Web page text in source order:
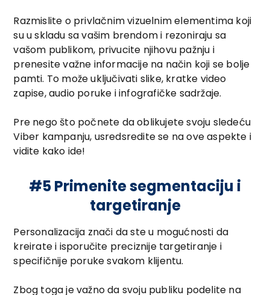
Razmislite o privlačnim vizuelnim elementima koji
su u skladu sa vašim brendom i rezoniraju sa
vašom publikom, privucite njihovu pažnju i
prenesite važne informacije na način koji se bolje
pamti. To može uključivati slike, kratke video
zapise, audio poruke i infografičke sadržaje.
Pre nego što počnete da oblikujete svoju sledeću
Viber kampanju, usredsredite se na ove aspekte i
vidite kako ide!
#5 Primenite segmentaciju i
targetiranje
Personalizacija znači da ste u mogućnosti da
kreirate i isporučite preciznije targetiranje i
specifičnije poruke svakom klijentu.
Zbog toga je važno da svoju publiku podelite na